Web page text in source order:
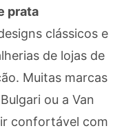
prata
clássicos e
de lojas de
Muitas marcas
ou a Van
confortável com